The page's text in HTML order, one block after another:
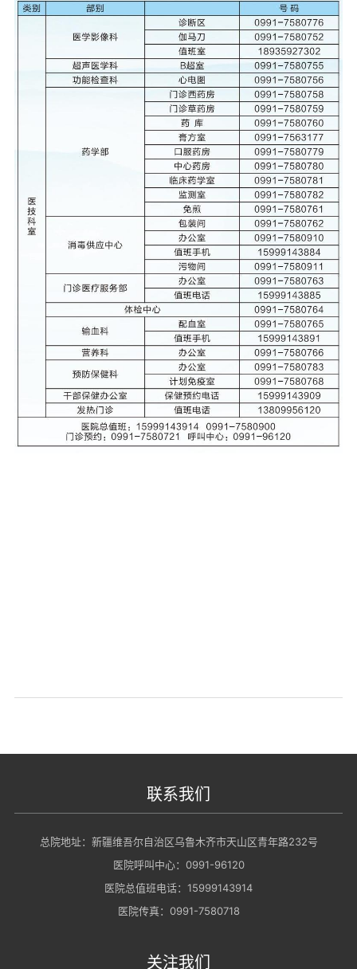
联系我们
总院地址：新疆维吾尔自治区乌鲁木齐市天山区青年路232号
医院呼叫中心：0991-96120
医院总值班电话：15999143914
医院传真：0991-7580718
关注我们